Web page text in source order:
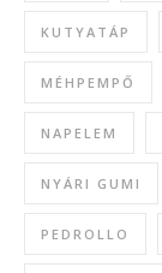
KUTYATÁP
MÉHPEMPŐ
NAPELEM
NYÁRI GUMI
PEDROLLO